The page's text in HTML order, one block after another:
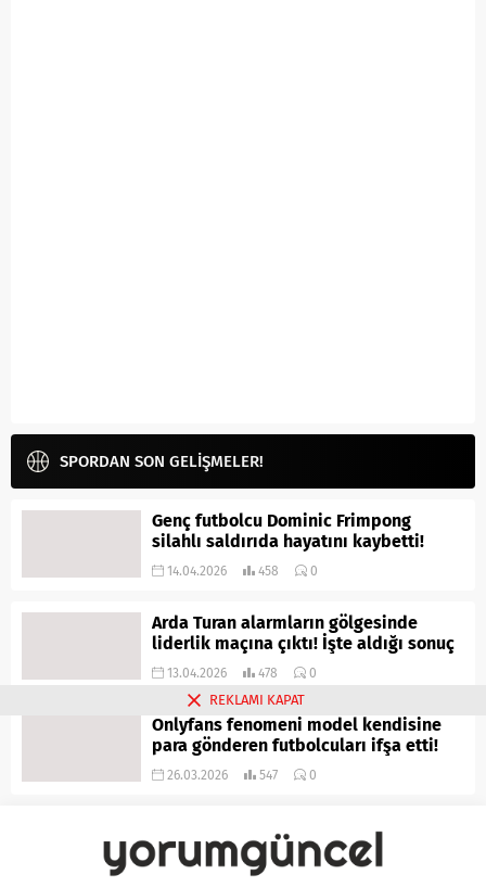
SPORDAN SON GELİŞMELER!
Genç futbolcu Dominic Frimpong
silahlı saldırıda hayatını kaybetti!
14.04.2026 458 0
Arda Turan alarmların gölgesinde
liderlik maçına çıktı! İşte aldığı sonuç
13.04.2026 478 0
Onlyfans fenomeni model kendisine
para gönderen futbolcuları ifşa etti!
26.03.2026 547 0
REKLAMI KAPAT